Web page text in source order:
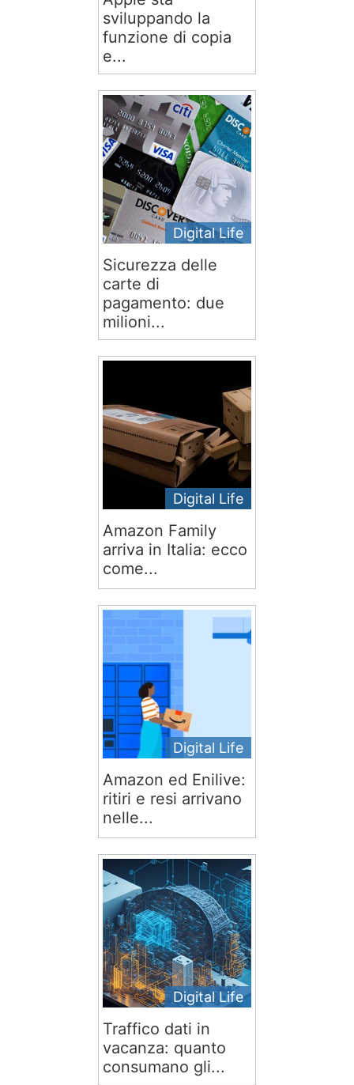
sviluppando la
funzione di copia
e...
Digital Life
Sicurezza delle
carte di
pagamento: due
milioni...
Digital Life
Amazon Family
arriva in Italia: ecco
come...
Digital Life
Amazon ed Enilive:
ritiri e resi arrivano
nelle...
Digital Life
Traffico dati in
vacanza: quanto
consumano gli...